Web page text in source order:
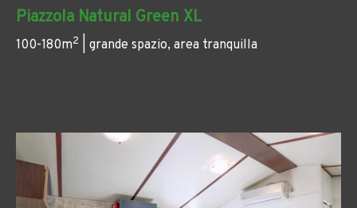
Piazzola Natural Green XL
100-180m2 | grande spazio, area tranquilla